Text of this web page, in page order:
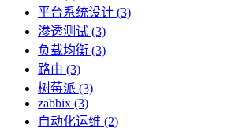
平台系统设计 (3)
渗透测试 (3)
负载均衡 (3)
路由 (3)
树莓派 (3)
zabbix (3)
自动化运维 (2)